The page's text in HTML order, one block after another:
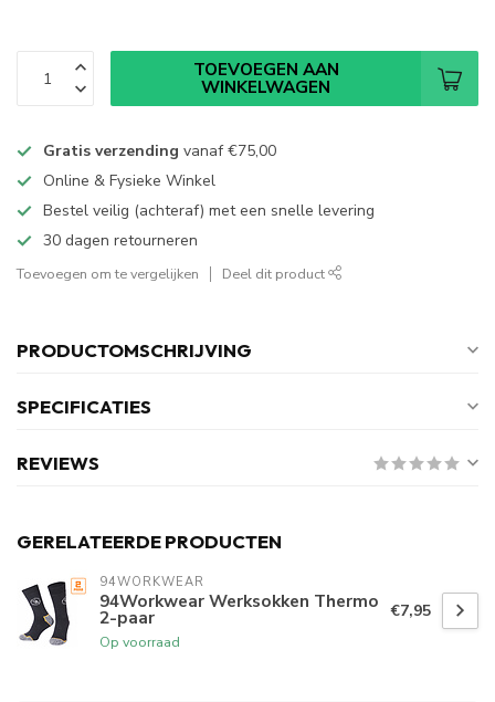
TOEVOEGEN AAN
WINKELWAGEN
Gratis verzending vanaf€75,00
Online & Fysieke Winkel
Bestel veilig (achteraf) met een snelle levering
30 dagen retourneren
Toevoegen om te vergelijken Deel dit product
PRODUCTOMSCHRIJVING
SPECIFICATIES
REVIEWS
GERELATEERDE PRODUCTEN
94WORKWEAR
94Workwear Werksokken Thermo
2-paar
Op voorraad
€7,95